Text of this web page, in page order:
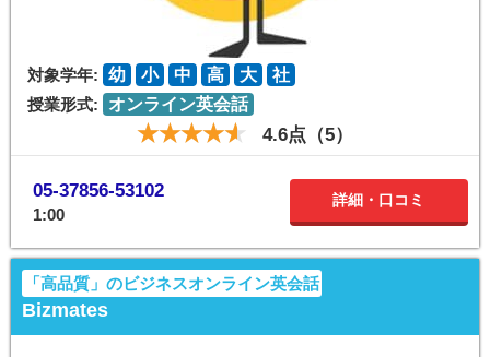
対象学年: 幼 小 中 高 大
社
授業形式:
オンライン英会話
4.6点（5）
05-37856-53102
1:00
詳細・口コミ
「高品質」のビジネスオンライン英会話
Bizmates